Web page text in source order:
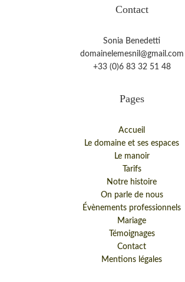
Contact
Sonia Benedetti
domainelemesnil@gmail.com
+33 (0)6 83 32 51 48
Pages
Accueil
Le domaine et ses espaces
Le manoir
Tarifs
Notre histoire
On parle de nous
Évènements professionnels
Mariage
Témoignages
Contact
Mentions légales